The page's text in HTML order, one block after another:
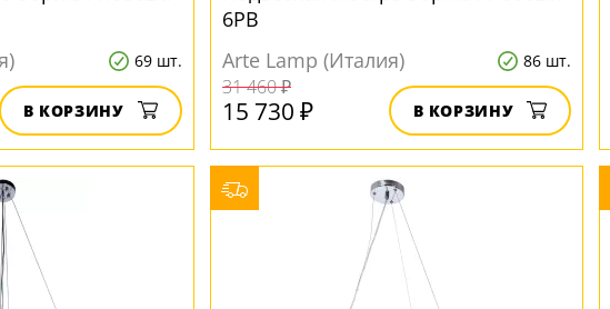
69 шт.
В КОРЗИНУ
6PB
Arte Lamp (Италия)
86 шт.
31 460 ₽
15 730 ₽ В КОРЗИНУ